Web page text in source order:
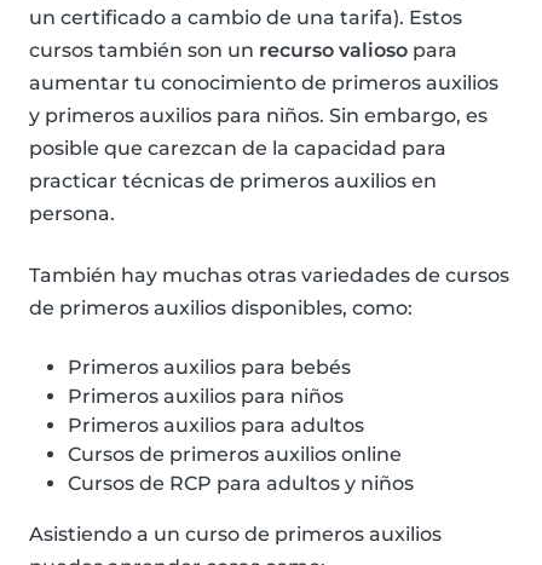
un certificado a cambio de una tarifa). Estos
cursos también son un recurso valioso para
aumentar tu conocimiento de primeros auxilios
y primeros auxilios para niños. Sin embargo, es
posible que carezcan de la capacidad para
practicar técnicas de primeros auxilios en
persona.
También hay muchas otras variedades de cursos
de primeros auxilios disponibles, como:
Primeros auxilios para bebés
Primeros auxilios para niños
Primeros auxilios para adultos
Cursos de primeros auxilios online
Cursos de RCP para adultos y niños
Asistiendo a un curso de primeros auxilios